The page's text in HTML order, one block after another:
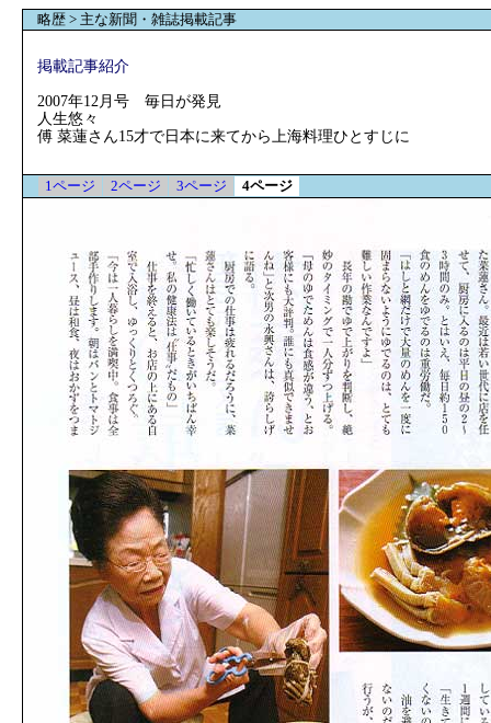
略歴 > 主な新聞・雑誌掲載記事
掲載記事紹介
2007年12月号 毎日が発見
人生悠々
傅 菜蓮さん15才で日本に来てから上海料理ひとすじに
1ページ 2ページ 3ページ 4ページ